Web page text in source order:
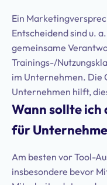
Ein
Entscheidend sind u.
gemeinsame
Trainings-/
im Unternehmen. Die
Unternehmen hilft,
Wann sollte ich
für
Am besten vor Tool-
insbesondere bevor